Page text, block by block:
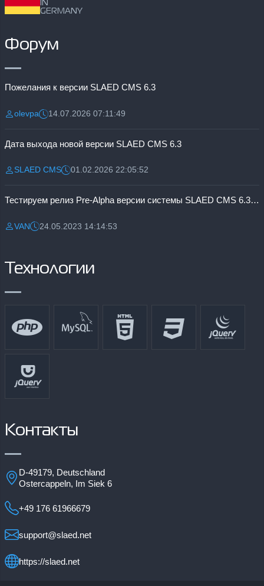
IN
GERMANY
Форум
Пожелания к версии SLAED CMS 6.3
Разместил:
olevpaДата:14.07.2026 07:11:49
Дата выхода новой версии SLAED CMS 6.3
Разместил:
SLAED CMSДата:01.02.2026 22:05:52
Тестируем релиз Pre-Alpha версии системы SLAED CMS 6.3 Pro
Разместил:
VANДата:24.05.2023 14:14:53
Технологии
Контакты
D-49179, Deutschland
Ostercappeln, Im Siek 6
+49 176 61966679
support@slaed.net
https://slaed.net